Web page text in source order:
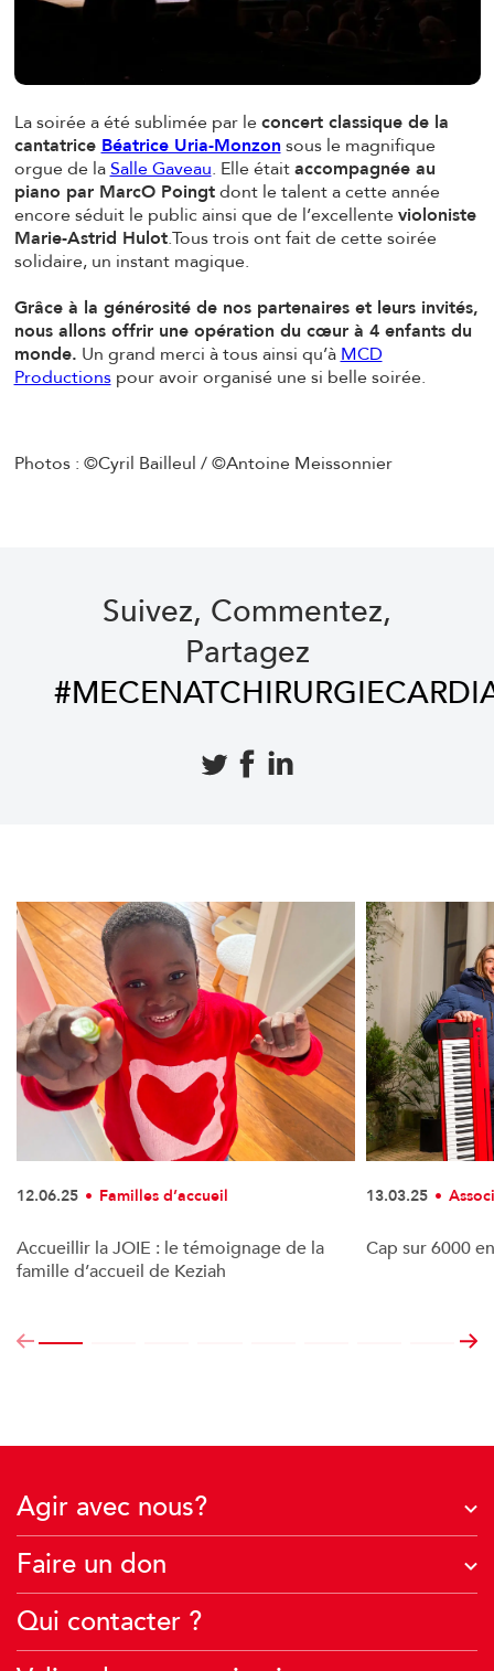
La soirée a été sublimée par leconcert classique de la
cantatrice Béatrice Uria-Monzonsous le magnifique
orgue de laSalle Gaveau. Elle étaitaccompagnée au
piano par MarcO Poingtdont le talent a cette année
encore séduit le public ainsi que de l’excellentevioloniste
Marie-Astrid Hulot.Tous trois ont fait de cette soirée
solidaire, un instant magique.
Grâce à la générosité de nos partenaires et leurs invités,
nous allons offrir une opération du cœur à 4 enfants du
monde. Un grand merci à tous ainsi qu’à MCD
Productionspour avoir organisé une si belle soirée.
Photos : ©Cyril Bailleul / ©Antoine Meissonnier
Suivez, Commentez,
Partagez
12.06.25 Familles d’accueil
Accueillir la JOIE : le témoignage de la
famille d’accueil de Keziah
13.03.25
Cap sur 6000
Agir avec nous?
J'agis avec mon entreprise
Je deviens famille d’accueil
Je crée une collecte
J’agis avec mon école
Faire un don
À quoi servent vos dons ?
Je fais un don financier
Qui contacter ?